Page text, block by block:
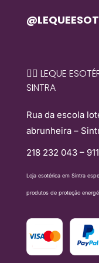
🧙‍♀️ LEQUE
SINTRA
Rua da escola
abrunheira –
218 232 043 –
Loja esotérica em Sintra
produtos de proteção